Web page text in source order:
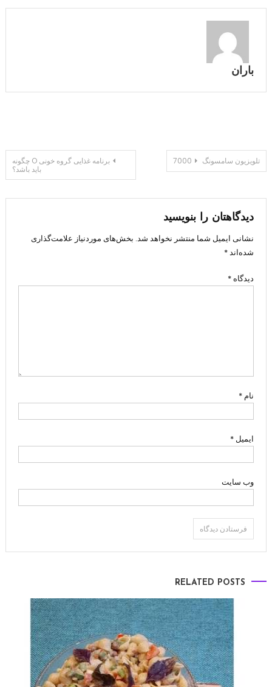
باران
راهبری
برنامه غذایی گروه خونی O چگونه
باید باشد؟
تلویزیون سامسونگ 7000
دیدگاهتان را بنویسید
نشانی ایمیل شما منتشر نخواهد شد. بخش‌های موردنیاز علامت‌گذاری
شده‌اند*
دیدگاه *
نام*
ایمیل *
وب‌ سایت
RELATED POSTS